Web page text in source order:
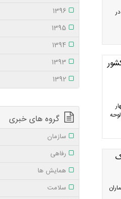
1396
1395
1394
1393
1392
گروه های خبری
سازمان
رفاهی
همایش ها
سلامت